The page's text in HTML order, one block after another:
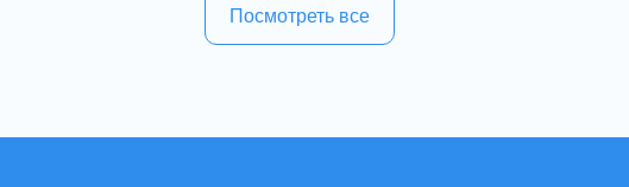
Посмотреть все